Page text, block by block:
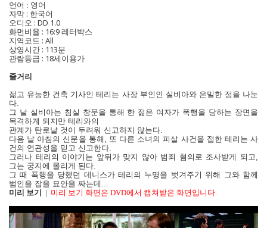
언어 : 영어
자막 : 한국어
오디오 : DD 1.0
화면비율 : 16:9 레터박스
지역코드 : All
상영시간 : 113분
관람등급 : 18세이용가
줄거리
젊고 유능한 건축 기사인 테리는 사장 부인인 실비아와 은밀한 정을 나눈
다.
그 날 실비아는 침실 창문을 통해 한 젊은 여자가 폭행을 당하는 장면을
목격하게 되지만 테리와의
관계가 탄로날 것이 두려워 신고하지 않는다.
다음 날 아침의 신문을 통해, 또 다른 소녀의 피살 사건을 접한 테리는 사
건의 연관성을 믿고 신고한다.
그러나 테리의 이야기는 앞뒤가 맞지 않아 범죄 혐의로 조사받게 되고,
그는 궁지에 몰리게 된다.
그 때 폭행을 당했던 데니스가 테리의 누명을 벗겨주기 위해 그와 함께
범인을 잡을 묘안을 짜는데...
미리 보기 | 미리 보기 화면은 DVD에서 캡쳐받은 화면입니다.